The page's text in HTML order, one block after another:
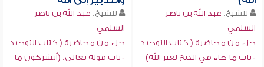
للشيخ: عبد الله بن ناصر
السلمي
جزء من محاضرة ( كتاب التوحيد
- باب ما جاء في الذبح لغير الله)
للشيخ: عبد الله بن ناصر
السلمي
جزء من محاضرة ( كتاب التوحيد
- باب قوله تعالى: (أيشركون ما